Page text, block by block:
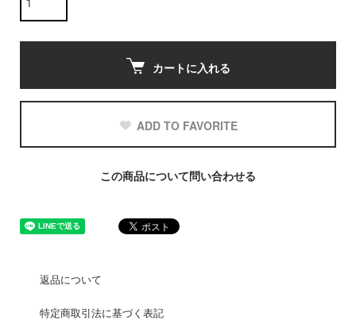
カートに入れる
ADD TO FAVORITE
この商品について問い合わせる
返品について
特定商取引法に基づく表記